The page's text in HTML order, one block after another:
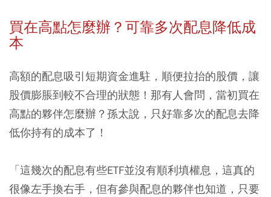
買在高點怎麼辦？可靠多次配息降低成
本
高額的配息吸引短期資金進駐，順便拉抬的股價，讓
股價膨脹到較不合理的狀態！那有人會問，當初買在
高點的夥伴怎麼辦？孫太說，只好靠多次的配息去降
低你持有的成本了！
「這幾次的配息有些ETF並沒有順利填權息，這真的
很像左手換右手，但有參與配息的夥伴也知道，只要